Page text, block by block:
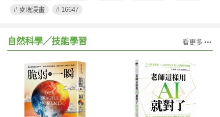
# 麥塊漫畫
# 16647
自然科學╱技能學習 看更多